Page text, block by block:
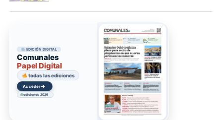
EDICIÓN DIGITAL
Comunales
Papel Digital
todas las ediciones
Acceder→
ediciones 2026